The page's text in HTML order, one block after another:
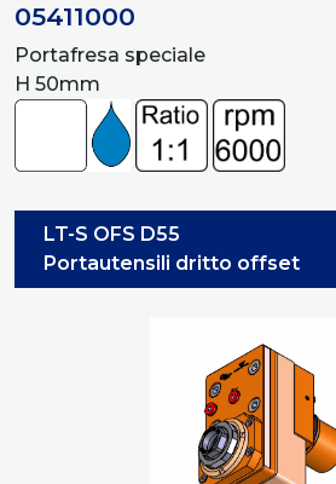
05411000
Portafresa speciale
H 50mm
LT-S OFS D55
Portautensili dritto offset